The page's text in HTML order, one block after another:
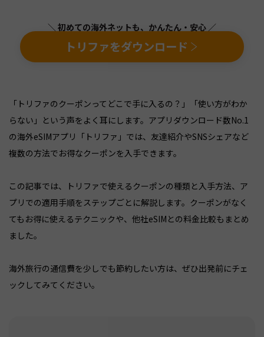
＼ 初めての海外ネットも、かんたん・安心 ／
トリファをダウンロード
「トリファのクーポンってどこで手に入るの？」「使い方がわか
らない」という声をよく耳にします。アプリダウンロード数No.1
の海外eSIMアプリ「トリファ」では、友達紹介やSNSシェアなど
複数の方法でお得なクーポンを入手できます。
この記事では、トリファで使えるクーポンの種類と入手方法、ア
プリでの適用手順をステップごとに解説します。クーポンがなく
てもお得に使えるテクニックや、他社eSIMとの料金比較もまとめ
ました。
海外旅行の通信費を少しでも節約したい方は、ぜひ出発前にチェ
ックしてみてください。